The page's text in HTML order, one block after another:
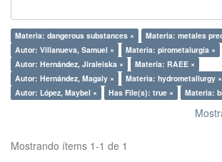
Materia: dangerous substances ×
Materia: metales
Autor: Villanueva, Samuel ×
Materia: pirometalurgia ×
Autor: Hernández, Jiraleiska ×
Materia: RAEE ×
Autor: Hernández, Magaly ×
Materia: hydrometallurgy ×
Autor: López, Maybel ×
Has File(s): true × Materia:
Mostrando ítems 1-1 de 1